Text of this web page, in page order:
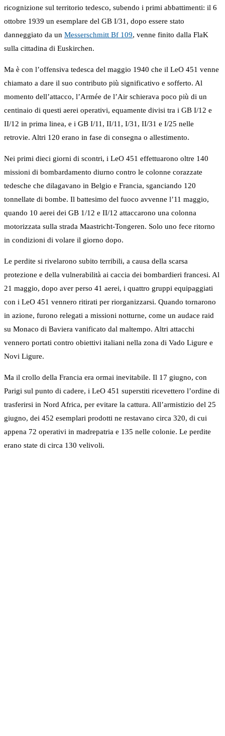
ricognizione sul territorio tedesco, subendo i primi abbattimenti: il 6
ottobre 1939 un esemplare del GB I/31, dopo essere stato
danneggiato da un Messerschmitt Bf 109, venne finito dalla FlaK
sulla cittadina di Euskirchen.
Ma è con l’offensiva tedesca del maggio 1940 che il LeO 451 venne
chiamato a dare il suo contributo più significativo e sofferto. Al
momento dell’attacco, l’Armée de l’Air schierava poco più di un
centinaio di questi aerei operativi, equamente divisi tra i GB I/12 e
II/12 in prima linea, e i GB I/11, II/11, I/31, II/31 e I/25 nelle
retrovie. Altri 120 erano in fase di consegna o allestimento.
Nei primi dieci giorni di scontri, i LeO 451 effettuarono oltre 140
missioni di bombardamento diurno contro le colonne corazzate
tedesche che dilagavano in Belgio e Francia, sganciando 120
tonnellate di bombe. Il battesimo del fuoco avvenne l’11 maggio,
quando 10 aerei dei GB 1/12 e II/12 attaccarono una colonna
motorizzata sulla strada Maastricht-Tongeren. Solo uno fece ritorno
in condizioni di volare il giorno dopo.
Le perdite si rivelarono subito terribili, a causa della scarsa
protezione e della vulnerabilità ai caccia dei bombardieri francesi. Al
21 maggio, dopo aver perso 41 aerei, i quattro gruppi equipaggiati
con i LeO 451 vennero ritirati per riorganizzarsi. Quando tornarono
in azione, furono relegati a missioni notturne, come un audace raid
su Monaco di Baviera vanificato dal maltempo. Altri attacchi
vennero portati contro obiettivi italiani nella zona di Vado Ligure e
Novi Ligure.
Ma il crollo della Francia era ormai inevitabile. Il 17 giugno, con
Parigi sul punto di cadere, i LeO 451 superstiti ricevettero l’ordine di
trasferirsi in Nord Africa, per evitare la cattura. All’armistizio del 25
giugno, dei 452 esemplari prodotti ne restavano circa 320, di cui
appena 72 operativi in madrepatria e 135 nelle colonie. Le perdite
erano state di circa 130 velivoli.